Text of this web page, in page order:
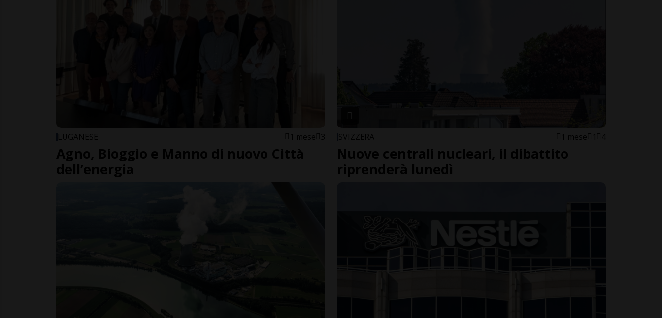
LUGANESE 1 mese 3
Agno, Bioggio e Manno di nuovo Città
dell’energia
SVIZZERA 1 mese 1 4
Nuove centrali nucleari, il dibattito
riprenderà lunedì